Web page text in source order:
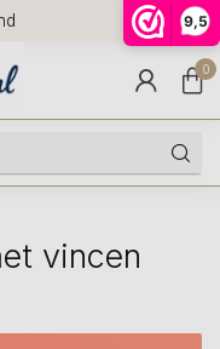
9,5
Voor
huis
9.5
0
vincen